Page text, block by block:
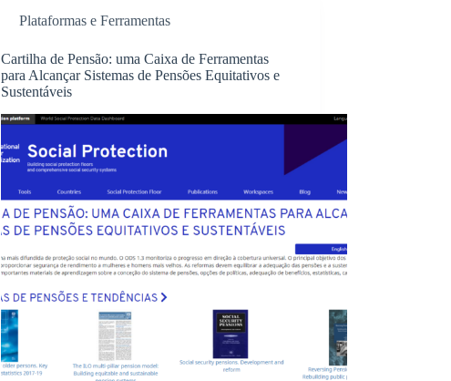
Plataformas e Ferramentas
Cartilha de Pensão: uma Caixa de Ferramentas
para Alcançar Sistemas de Pensões Equitativos e
Sustentáveis